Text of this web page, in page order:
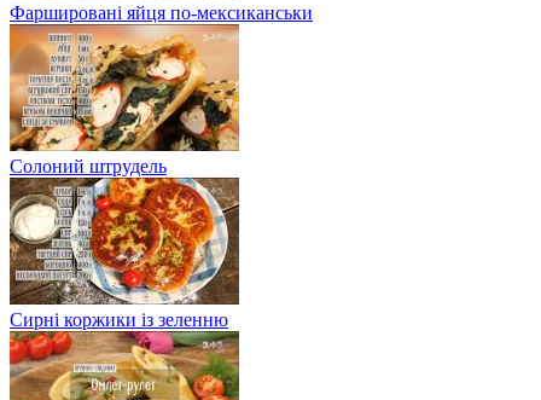
Фаршировані яйця по-мексиканськи
Солоний штрудель
Сирні коржики із зеленню